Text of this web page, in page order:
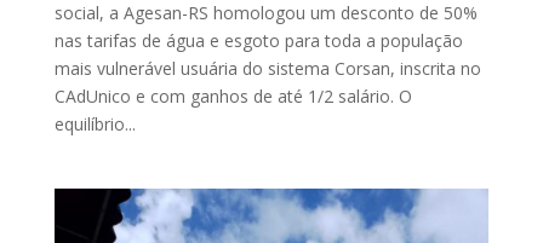
social, a Agesan-RS homologou um desconto de 50%
nas tarifas de água e esgoto para toda a população
mais vulnerável usuária do sistema Corsan, inscrita no
CAdUnico e com ganhos de até 1/2 salário. O
equilíbrio...